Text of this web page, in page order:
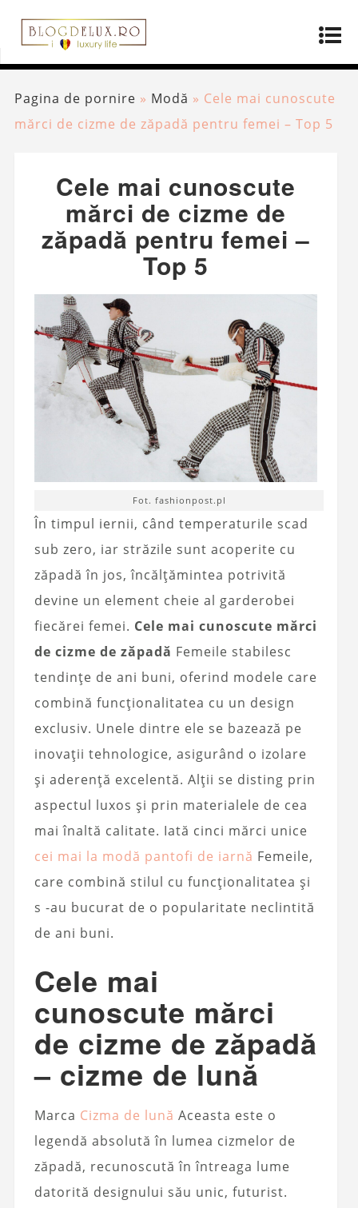
Pagina de pornire » Modă » Cele mai cunoscute
mărci de cizme de zăpadă pentru femei – Top 5
Cele mai cunoscute
mărci de cizme de
zăpadă pentru femei –
Top 5
Fot. fashionpost.pl
În timpul iernii, când temperaturile scad
sub zero, iar străzile sunt acoperite cu
zăpadă în jos, încălțămintea potrivită
devine un element cheie al garderobei
fiecărei femei. Cele mai cunoscute mărci
de cizme de zăpadă Femeile stabilesc
tendințe de ani buni, oferind modele care
combină funcționalitatea cu un design
exclusiv. Unele dintre ele se bazează pe
inovații tehnologice, asigurând o izolare
și aderență excelentă. Alții se disting prin
aspectul luxos și prin materialele de cea
mai înaltă calitate. Iată cinci mărci unice
cei mai la modă pantofi de iarnă Femeile,
care combină stilul cu funcționalitatea și
s -au bucurat de o popularitate neclintită
de ani buni.
Cele mai
cunoscute mărci
de cizme de zăpadă
– cizme de lună
Marca Cizma de lună Aceasta este o
legendă absolută în lumea cizmelor de
zăpadă, recunoscută în întreaga lume
datorită designului său unic, futurist.